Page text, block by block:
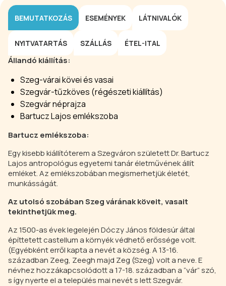
BEMUTATKOZÁS ESEMÉNYEK LÁTNIVALÓK
NYITVATARTÁS SZÁLLÁS ÉTEL-ITAL
Állandó kiállítás:
Szeg-várai kövei és vasai
Szegvár-tűzköves (régészeti kiállítás)
Szegvár néprajza
Bartucz Lajos emlékszoba
Bartucz emlékszoba:
Egy kisebb kiállítóterem a Szegváron született Dr. Bartucz
Lajos antropológus egyetemi tanár életművének állít
emléket. Az emlékszobában megismerhetjük életét,
munkásságát.
Az utolsó szobában Szeg várának köveit, vasait
tekinthetjük meg.
Az 1500-as évek legelején Dóczy János földesúr által
építtetett castellum a környék védhető erőssége volt.
(Egyébként erről kapta a nevét a község. A 13-16.
században Zeeg, Zeegh majd Zeg (Szeg) volt a neve. E
névhez hozzákapcsolódott a 17-18. században a “vár” szó,
s így nyerte el a település mai nevét s lett Szegvár.